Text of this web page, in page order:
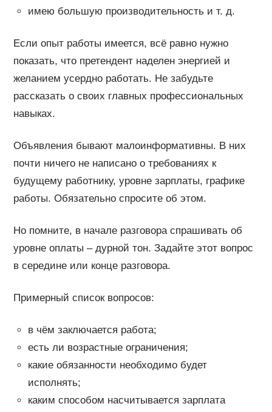
имею большую производительность и т. д.
Если опыт работы имеется, всё равно нужно
показать, что претендент наделен энергией и
желанием усердно работать. Не забудьте
рассказать о своих главных профессиональных
навыках.
Объявления бывают малоинформативны. В них
почти ничего не написано о требованиях к
будущему работнику, уровне зарплаты, графике
работы. Обязательно спросите об этом.
Но помните, в начале разговора спрашивать об
уровне оплаты – дурной тон. Задайте этот вопрос
в середине или конце разговора.
Примерный список вопросов:
в чём заключается работа;
есть ли возрастные ограничения;
какие обязанности необходимо будет
исполнять;
каким способом насчитывается зарплата